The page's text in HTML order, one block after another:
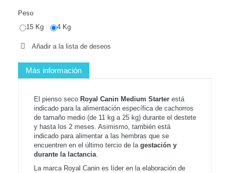
Peso
15 Kg
4 Kg
Añadir a la lista de deseos
Más información
El pienso seco Royal Canin Medium Starter está
indicado para la alimentación específica de cachorros
de tamaño medio (de 11 kg a 25 kg) durante el destete
y hasta los 2 meses. Asimismo, también está
indicado para alimentar a las hembras que se
encuentren en el último tercio de la gestación y
durante la lactancia.
La marca Royal Canin es líder en la elaboración de